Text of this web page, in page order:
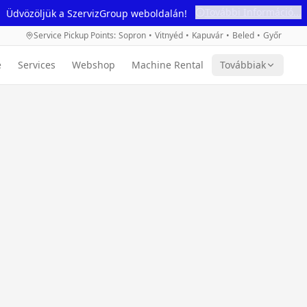
Üdvözöljük a SzervizGroup weboldalán!
Service Pickup Points: Sopron • Vitnyéd • Kapuvár • Beled • Győr
Services Webshop Machine Rental Továbbiak